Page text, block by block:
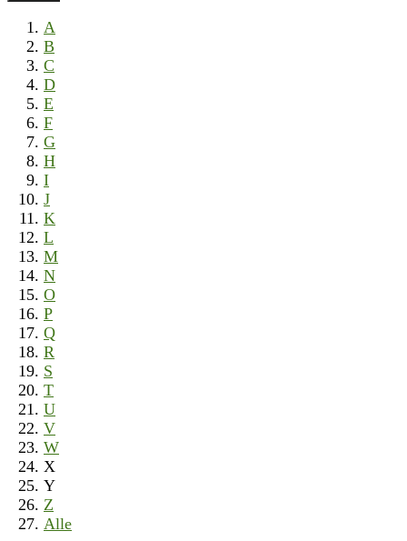
A
B
C
D
E
F
G
H
I
J
K
L
M
N
O
P
Q
R
S
T
U
V
W
X
Y
Z
Alle